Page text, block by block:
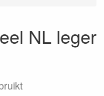
NL leger